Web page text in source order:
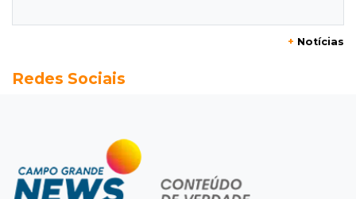
Prefeitura firma contrato de R$ 25 milhões
Crime em maio
Assassino é preso saindo armado de padaria
no Taveirópolis
+ Notícias
Redes Sociais